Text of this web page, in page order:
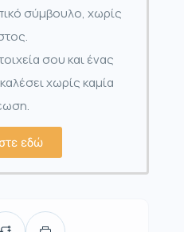
σύμβουλο, χωρίς
σου και ένας
χωρίς καμία
εδώ